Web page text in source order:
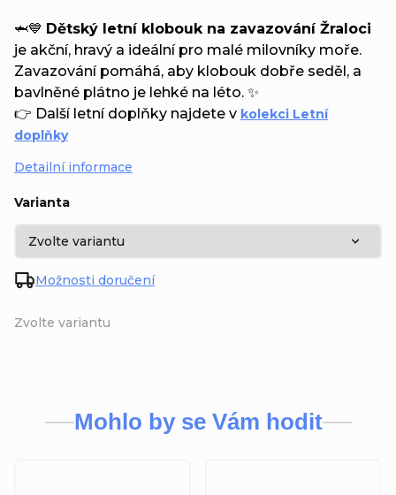
Zvolte variantu
Varianta
Možnosti doručení
🦈💙 Dětský letní klobouk na zavazování Žraloci
je akční, hravý a ideální pro malé milovníky moře.
Zavazování pomáhá, aby klobouk dobře seděl, a
bavlněné plátno je lehké na léto. ✨
👉 Další letní doplňky najdete v kolekci Letní
doplňky
Detailní informace
Mohlo by se Vám hodit